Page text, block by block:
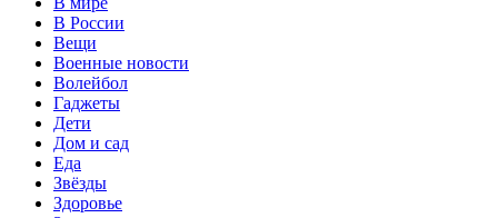
В России
Вещи
Военные новости
Волейбол
Гаджеты
Дети
Дом и сад
Еда
Звёзды
Здоровье